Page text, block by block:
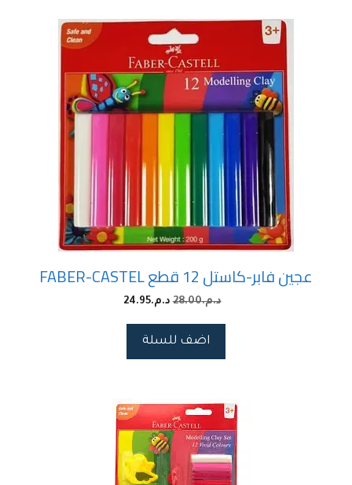
عجين فابر-كاستل 12 قطع FABER-CASTEL
د.م.28.00 د.م.24.95
اضف للسلة